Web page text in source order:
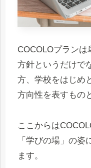
COCOLOプラン
方針というだけで
方、学校をはじめ
方向性を表すもの
ここからは
「学びの場」の
ます。